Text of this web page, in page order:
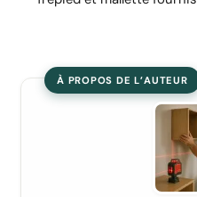
À PROPOS DE L’AUTEUR